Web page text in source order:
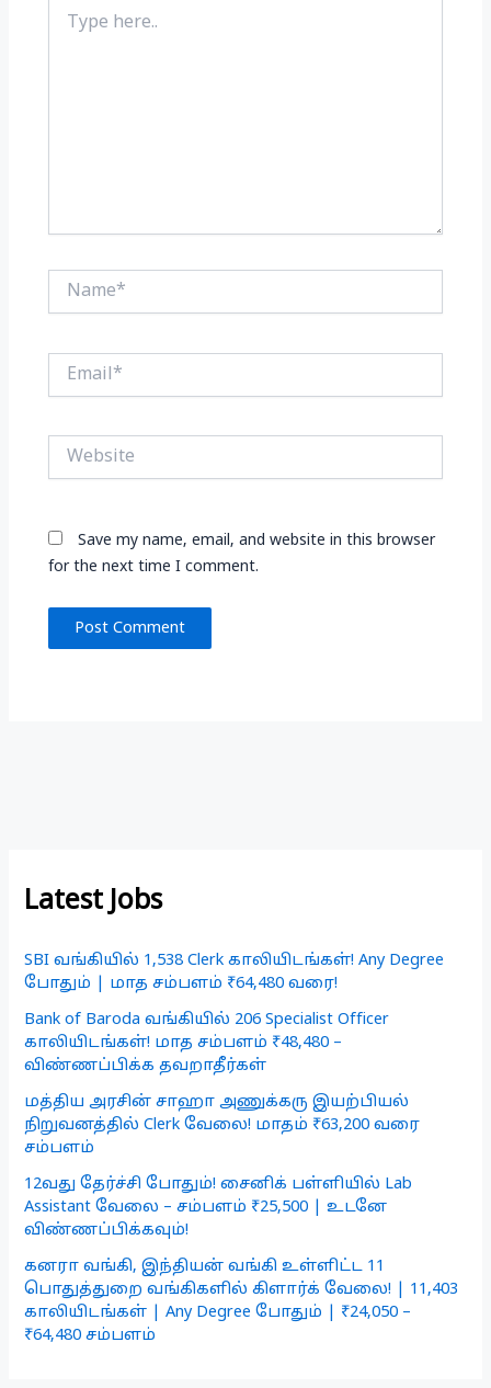
here..
Name*
Email*
Website
Save my name, email, and website in this browser
for the next time I comment.
Latest Jobs
SBI வங்கியில் 1,538 Clerk காலியிடங்கள்! Any Degree
போதும் | மாத சம்பளம் ₹64,480 வரை!
Bank of Baroda வங்கியில் 206 Specialist Officer
காலியிடங்கள்! மாத சம்பளம் ₹48,480 –
விண்ணப்பிக்க தவறாதீர்கள்
மத்திய அரசின் சாஹா அணுக்கரு இயற்பியல்
நிறுவனத்தில் Clerk வேலை! மாதம் ₹63,200 வரை
சம்பளம்
12வது தேர்ச்சி போதும்! சைனிக் பள்ளியில் Lab
Assistant வேலை – சம்பளம் ₹25,500 | உடனே
விண்ணப்பிக்கவும்!
கனரா வங்கி, இந்தியன் வங்கி உள்ளிட்ட 11
பொதுத்துறை வங்கிகளில் கிளார்க் வேலை! | 11,403
காலியிடங்கள் | Any Degree போதும் | ₹24,050 –
₹64,480 சம்பளம்